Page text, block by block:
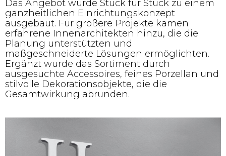
Das Angebot wurde Stück für Stück zu einem
ganzheitlichen Einrichtungskonzept
ausgebaut. Für größere Projekte kamen
erfahrene Innenarchitekten hinzu, die die
Planung unterstützten und
maßgeschneiderte Lösungen ermöglichten.
Ergänzt wurde das Sortiment durch
ausgesuchte Accessoires, feines Porzellan und
stilvolle Dekorationsobjekte, die die
Gesamtwirkung abrunden.